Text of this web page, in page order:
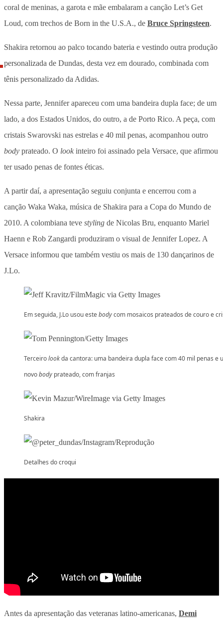
coral de meninas, a garota e mãe embalaram a canção Let’s Get
Loud, com trechos de Born in the U.S.A., de Bruce Springsteen.
Shakira retornou ao palco tocando bateria e vestindo outra produção
personalizada de Dundas, desta vez em dourado, combinada com
tênis personalizado da Adidas.
Nessa parte, Jennifer apareceu com uma bandeira dupla face; de um
lado, a dos Estados Unidos, do outro, a de Porto Rico. A peça, com
cristais Swarovski nas estrelas e 40 mil penas, acompanhou outro
body prateado. O look inteiro foi assinado pela Versace, que afirmou
ter usado penas de fontes éticas.
A partir daí, a apresentação seguiu conjunta e encerrou com a
canção Waka Waka, música de Shakira para a Copa do Mundo de
2010. A colombiana teve styling de Nicolas Bru, enquanto Mariel
Haenn e Rob Zangardi produziram o visual de Jennifer Lopez. A
Versace informou que também vestiu os mais de 130 dançarinos de
J.Lo.
Em seguida, J.Lo usou estebodycom mosaicos prateados de couro e
Terceirolookda cantora: uma bandeira dupla face com 40 mil penas e
novobody prateado, com franjas
Shakira
Detalhes do croqui
Antes da apresentação das veteranas latino-americanas, Demi